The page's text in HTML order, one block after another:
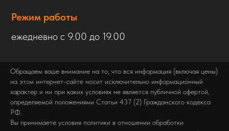
Режим работы
ежедневно с 9.00 до 19.00
Обращаем ваше внимание на то, что вся информация (включая цены)
на этом интернет-сайте носит исключительно информационный
характер и ни при каких условиях не является публичной офертой,
определяемой положениями Статьи 437 (2) Гражданского кодекса
РФ.
Вы принимаете условия политики в отношении обработки